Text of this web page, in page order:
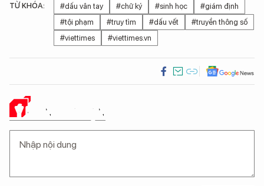
TỪ KHÓA: #dấu vân tay #chữ ký #sinh học
#giám định
#tội phạm
#truy tìm #dấu vết
#truyền thông số
#viettimes
#viettimes.vn
Ý KIẾN CỦA BẠN